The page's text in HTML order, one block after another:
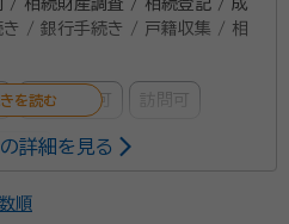
いりました。 遺言書の作成
後見申立てなど、法的な整
として丁寧に寄り添いま
/ 相続財産調査 / 相続登記 / 成
/ 銀行手続き / 戸籍収集 / 相
電話相談可 訪問可
談可
詳細を見る
順